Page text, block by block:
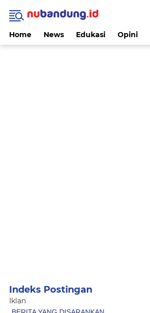
Home News Edukasi Opini
Iklan